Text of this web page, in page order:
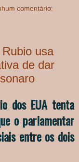
comentário:
usa
de dar
dos EUA tenta
o parlamentar
entre os dois